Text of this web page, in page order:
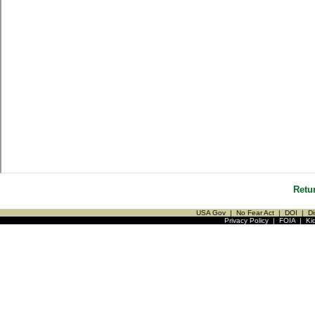
USA Gov | No Fear Act | DOI |
Privacy Policy| FOIA|